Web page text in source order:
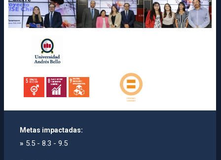
Metas impactadas:
» 5.5 - 8.3 - 9.5